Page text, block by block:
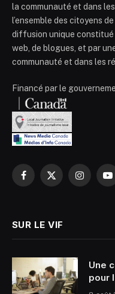
la communauté et dans
l’ensemble des citoyens
diffusion unique constitué
web, de blogues, et par
communauté et dans les
Financé par le
Facebook
X
SUR LE VIF
Une
pour